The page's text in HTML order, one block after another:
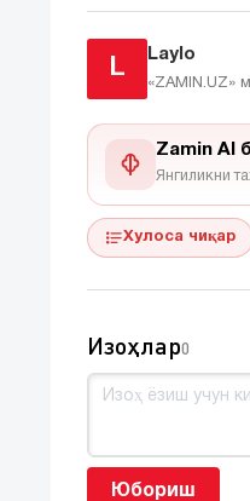
L
Laylo
«ZAMIN.UZ»
Zamin AI
Янгиликни
Хулоса чиқар
Изоҳлар0
Юбориш